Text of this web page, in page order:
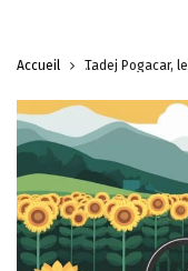
Accueil Tadej Pogacar,